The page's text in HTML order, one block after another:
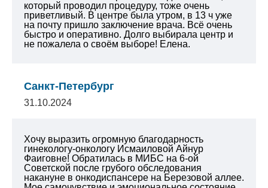
который проводил процедуру, тоже очень
приветливый. В центре была утром, в 13 ч уже
на почту пришло заключение врача. Всё очень
быстро и оперативно. Долго выбирала центр и
не пожалела о своём выборе! Елена.
Санкт-Петербург
31.10.2024
Хочу выразить огромную благодарность
гинекологу-онкологу Исмаиловой Айнур
Фаиговне! Обратилась в МИБС на 6-ой
Советской после грубого обследования
накануне в онкодиспансере на Березовой аллее.